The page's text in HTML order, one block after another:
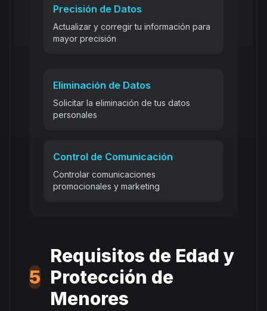
Precisión de Datos
Actualizar y corregir tu información para
mayor precisión
Eliminación de Datos
Solicitar la eliminación de tus datos
personales
Control de Comunicación
Controlar comunicaciones
promocionales y marketing
5
Requisitos de Edad y
Protección de
Menores